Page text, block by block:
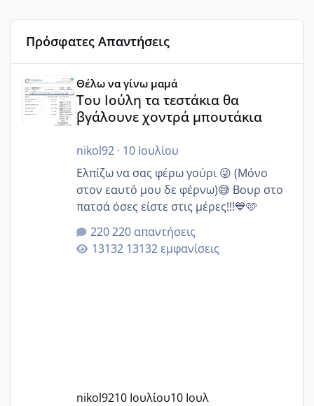
Πρόσφατες Απαντήσεις
Θέλω να γίνω μαμά
Του Ιούλη τα τεστάκια θα
βγάλουνε χοντρά μπουτάκια
nikol92· 10 Ιουλίου
Ελπίζω να σας φέρω γούρι 😜 (Μόνο
στον εαυτό μου δε φέρνω)😅 Βουρ στο
πατσά όσες είστε στις μέρες!!!💙🩷
220 απαντήσεις
13132 εμφανίσεις
nikol9210 Ιουλίου10 Ιουλ